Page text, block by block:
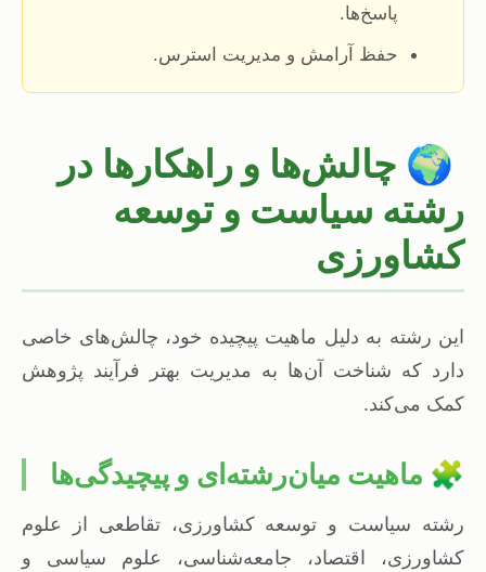
پاسخ‌ها.
حفظ آرامش و مدیریت استرس.
🌍 چالش‌ها و راهکارها در
رشته سیاست و توسعه
کشاورزی
این رشته به دلیل ماهیت پیچیده خود، چالش‌های خاصی
دارد که شناخت آن‌ها به مدیریت بهتر فرآیند پژوهش
کمک می‌کند.
🧩 ماهیت میان‌رشته‌ای و پیچیدگی‌ها
رشته سیاست و توسعه کشاورزی، تقاطعی از علوم
کشاورزی، اقتصاد، جامعه‌شناسی، علوم سیاسی و